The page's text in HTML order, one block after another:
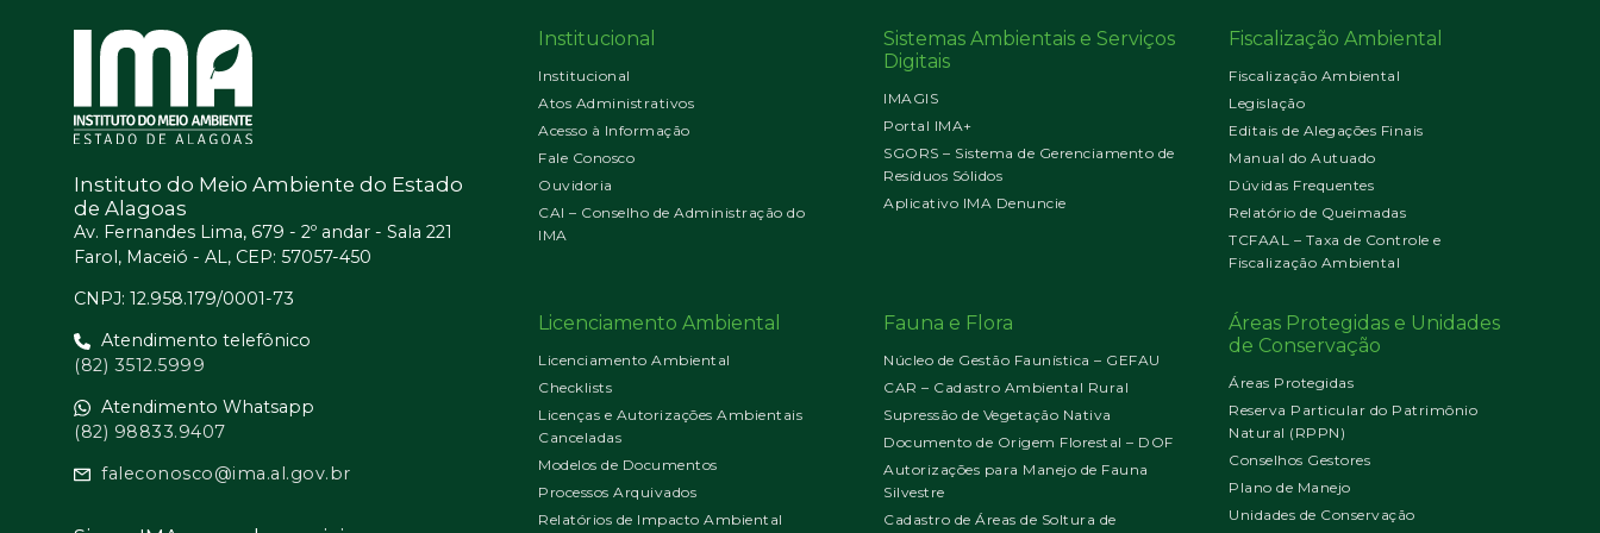
Instituto do Meio Ambiente do Estado
de Alagoas
Av. Fernandes Lima, 679 - 2º andar - Sala 221
Farol, Maceió - AL, CEP: 57057-450
CNPJ: 12.958.179/0001-73
Atendimento telefônico
(82) 3512.5999
Atendimento Whatsapp
(82) 98833.9407
faleconosco@ima.al.gov.br
Institucional
Institucional
Atos Administrativos
Acesso à Informação
Fale Conosco
Ouvidoria
CAI – Conselho de Administração do
IMA
Sistemas Ambientais e Serviços
Digitais
IMAGIS
Portal IMA+
SGORS – Sistema de Gerenciamento de
Resíduos Sólidos
Aplicativo IMA Denuncie
Fiscalização Ambiental
Fiscalização Ambiental
Legislação
Editais de Alegações Finais
Manual do Autuado
Dúvidas Frequentes
Relatório de Queimadas
TCFAAL – Taxa de Controle e
Fiscalização Ambiental
Licenciamento Ambiental
Licenciamento Ambiental
Checklists
Licenças e Autorizações Ambientais
Canceladas
Modelos de Documentos
Processos Arquivados
Relatórios de Impacto Ambiental
Fauna e Flora
Núcleo de Gestão Faunística – GEFAU
CAR – Cadastro Ambiental Rural
Supressão de Vegetação Nativa
Documento de Origem Florestal – DOF
Autorizações para Manejo de Fauna
Silvestre
Cadastro de Áreas de Soltura de
Áreas Protegidas e Unidades
de Conservação
Áreas Protegidas
Reserva Particular do Patrimônio
Natural (RPPN)
Conselhos Gestores
Plano de Manejo
Unidades de Conservação